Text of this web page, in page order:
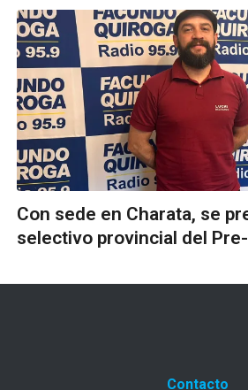
Con sede en Charata, se
selectivo provincial del
Contacto